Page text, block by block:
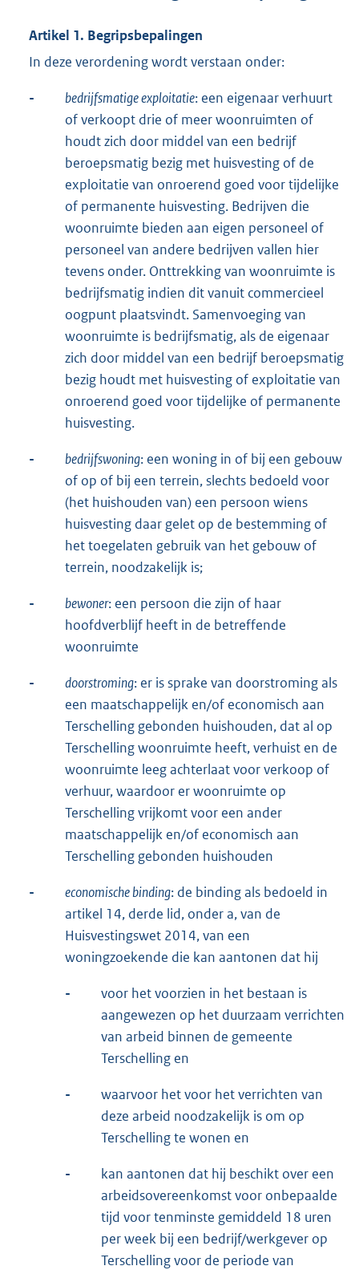
Artikel 1. Begripsbepalingen
In deze verordening wordt verstaan onder:
- bedrijfsmatige exploitatie: een eigenaar verhuurt
of verkoopt drie of meer woonruimten of
houdt zich door middel van een bedrijf
beroepsmatig bezig met huisvesting of de
exploitatie van onroerend goed voor tijdelijke
of permanente huisvesting. Bedrijven die
woonruimte bieden aan eigen personeel of
personeel van andere bedrijven vallen hier
tevens onder. Onttrekking van woonruimte is
bedrijfsmatig indien dit vanuit commercieel
oogpunt plaatsvindt. Samenvoeging van
woonruimte is bedrijfsmatig, als de eigenaar
zich door middel van een bedrijf beroepsmatig
bezig houdt met huisvesting of exploitatie van
onroerend goed voor tijdelijke of permanente
huisvesting.
- bedrijfswoning: een woning in of bij een gebouw
of op of bij een terrein, slechts bedoeld voor
(het huishouden van) een persoon wiens
huisvesting daar gelet op de bestemming of
het toegelaten gebruik van het gebouw of
terrein, noodzakelijk is;
- bewoner: een persoon die zijn of haar
hoofdverblijf heeft in de betreffende
woonruimte
- doorstroming: er is sprake van doorstroming als
een maatschappelijk en/of economisch aan
Terschelling gebonden huishouden, dat al op
Terschelling woonruimte heeft, verhuist en de
woonruimte leeg achterlaat voor verkoop of
verhuur, waardoor er woonruimte op
Terschelling vrijkomt voor een ander
maatschappelijk en/of economisch aan
Terschelling gebonden huishouden
- economische binding: de binding als bedoeld in
artikel 14, derde lid, onder a, van de
Huisvestingswet 2014, van een
woningzoekende die kan aantonen dat hij
-
voor het voorzien in het bestaan is
aangewezen op het duurzaam verrichten
van arbeid binnen de gemeente
Terschelling en
-
waarvoor het voor het verrichten van
deze arbeid noodzakelijk is om op
Terschelling te wonen en
-
kan aantonen dat hij beschikt over een
arbeidsovereenkomst voor onbepaalde
tijd voor tenminste gemiddeld 18 uren
per week bij een bedrijf/werkgever op
Terschelling voor de periode van